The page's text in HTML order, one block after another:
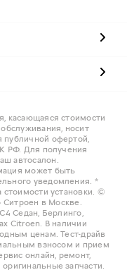
касающаяся стоимости
носит
офертой,
РФ. Для получения
автосалон.
может быть
уведомления. *
стоимости установки. ©
в Москве.
Седан, Берлинго,
Citroen. В наличии
ценам. Тест-драйв
взносом и прием
онлайн, ремонт,
запчасти.